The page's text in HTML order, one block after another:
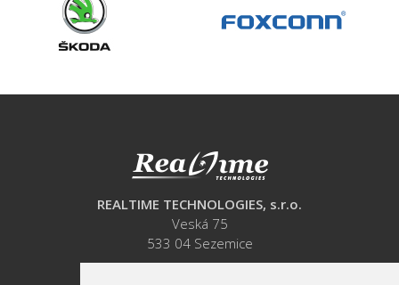
REALTIME TECHNOLOGIES, s.r.o.
Veská 75
533 04 Sezemice